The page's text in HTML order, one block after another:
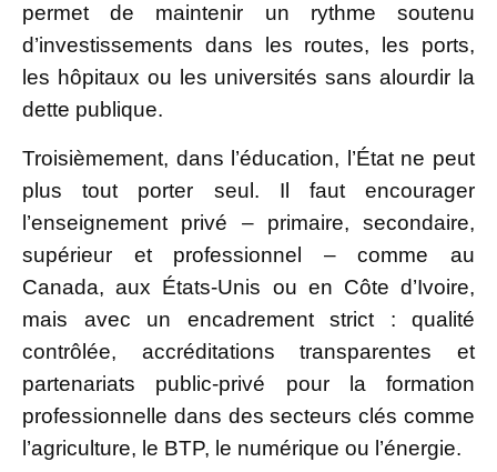
permet de maintenir un rythme soutenu
d’investissements dans les routes, les ports,
les hôpitaux ou les universités sans alourdir la
dette publique.
Troisièmement, dans l’éducation, l’État ne peut
plus tout porter seul. Il faut encourager
l’enseignement privé – primaire, secondaire,
supérieur et professionnel – comme au
Canada, aux États-Unis ou en Côte d’Ivoire,
mais avec un encadrement strict : qualité
contrôlée, accréditations transparentes et
partenariats public-privé pour la formation
professionnelle dans des secteurs clés comme
l’agriculture, le BTP, le numérique ou l’énergie.